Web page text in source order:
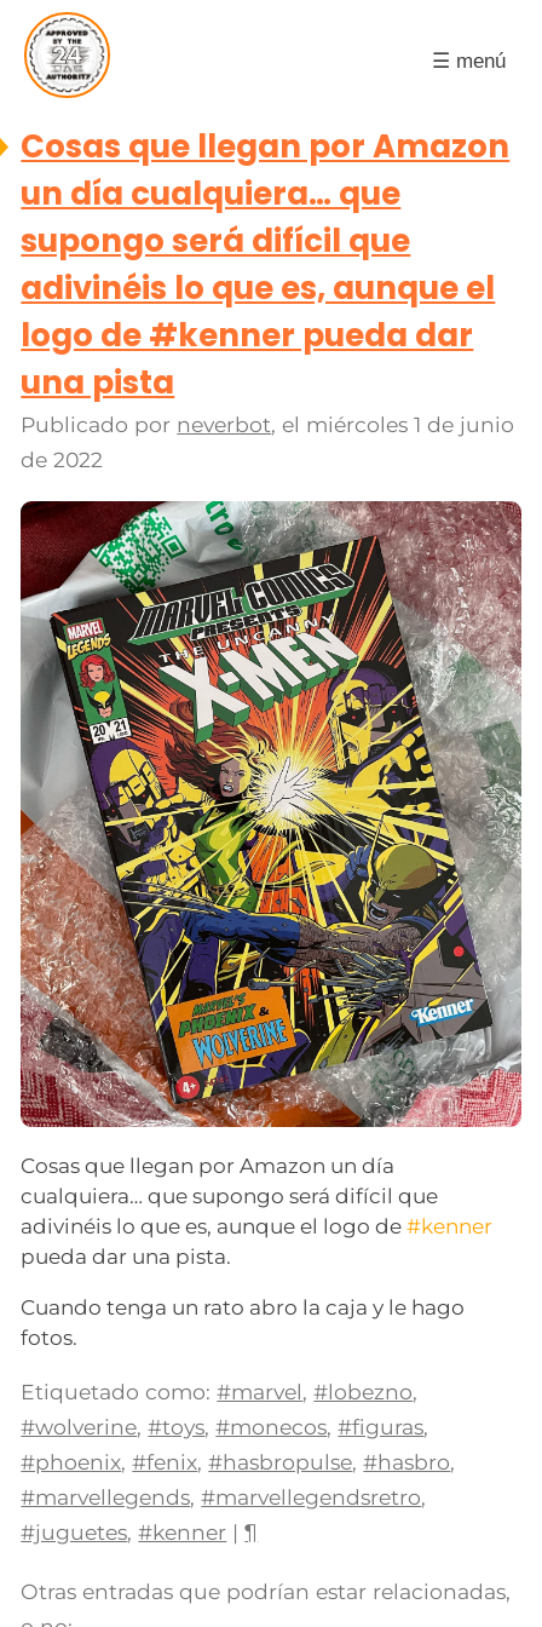
☰ menú
Cosas que llegan por Amazon
un día cualquiera… que
supongo será difícil que
adivinéis lo que es, aunque el
logo de #kenner pueda dar
una pista
Publicado por neverbot, el miércoles 1 de junio
de 2022
Cosas que llegan por Amazon un día
cualquiera… que supongo será difícil que
adivinéis lo que es, aunque el logo de#kenner
pueda dar una pista.
Cuando tenga un rato abro la caja y le hago
fotos.
Etiquetado como: #marvel,#lobezno,
#wolverine,#toys,#monecos,#figuras,
#phoenix,#fenix,#hasbropulse,#hasbro,
#marvellegends,#marvellegendsretro,
#juguetes,#kenner |¶
Otras entradas que podrían estar relacionadas,